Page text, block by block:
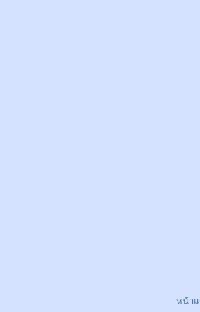
หน้า